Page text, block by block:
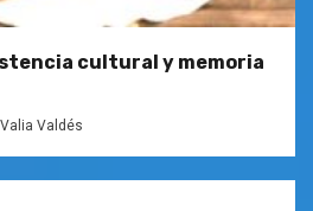
cultural y memoria
Valia Valdés